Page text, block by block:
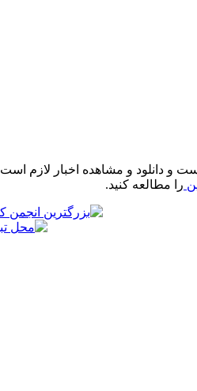
و دانلود و مشاهده اخبار لازم است
را مطالعه کنید.